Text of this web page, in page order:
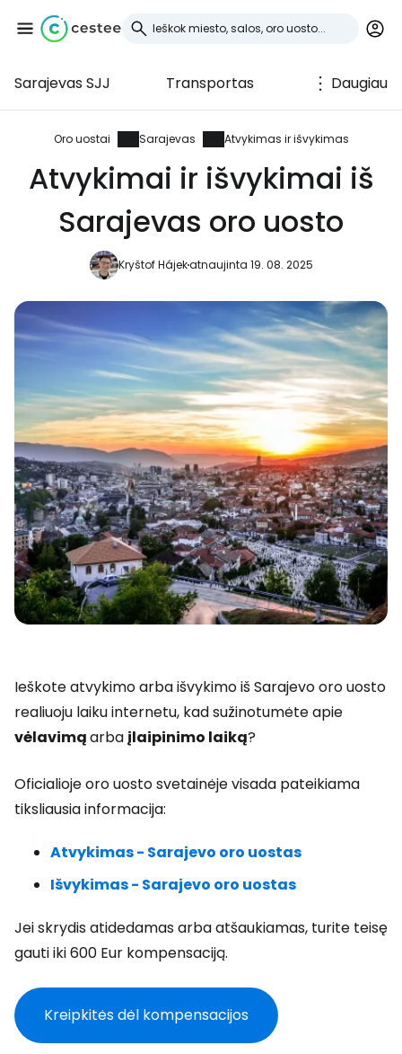
Sarajevas SJJ Transportas Daugiau
Oro uostai Sarajevas Atvykimas ir išvykimas
Atvykimai ir išvykimai iš
Sarajevas oro uosto
Kryštof Hájekatnaujinta 19. 08. 2025
Ieškote atvykimo arba išvykimo iš Sarajevo oro uosto
realiuoju laiku internetu, kad sužinotumėte apie
vėlavimąarbaįlaipinimo laiką?
Oficialioje oro uosto svetainėje visada pateikiama
tiksliausia informacija:
Atvykimas - Sarajevo oro uostas
Išvykimas - Sarajevo oro uostas
Jei skrydis atidedamas arba atšaukiamas, turite teisę
gauti iki 600 Eur kompensaciją.
Kreipkitės dėl kompensacijos
Prisijunkite prie
Cestee
... pasaulinė kelionių bendruomenė
Tęsti su Facebook
Tęsti el. paštu